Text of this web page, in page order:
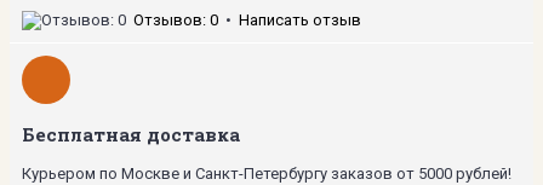
Отзывов: 0 • Написать отзыв
Бесплатная доставка
Курьером по Москве и Санкт-Петербургу заказов от 5000 рублей!